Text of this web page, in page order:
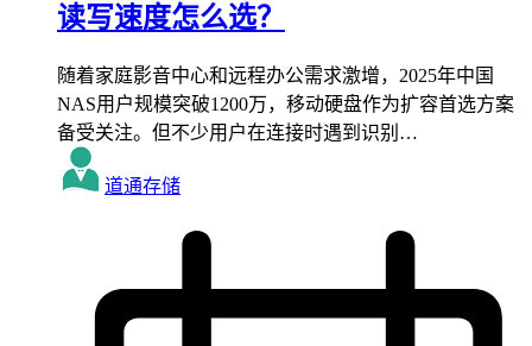
读写速度怎么选？
随着家庭影音中心和远程办公需求激增，2025年中国
NAS用户规模突破1200万，移动硬盘作为扩容首选方案
备受关注。但不少用户在连接时遇到识别…
道通存储